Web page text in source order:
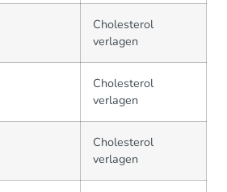
Cholesterol
verlagen
Cholesterol
verlagen
Cholesterol
verlagen